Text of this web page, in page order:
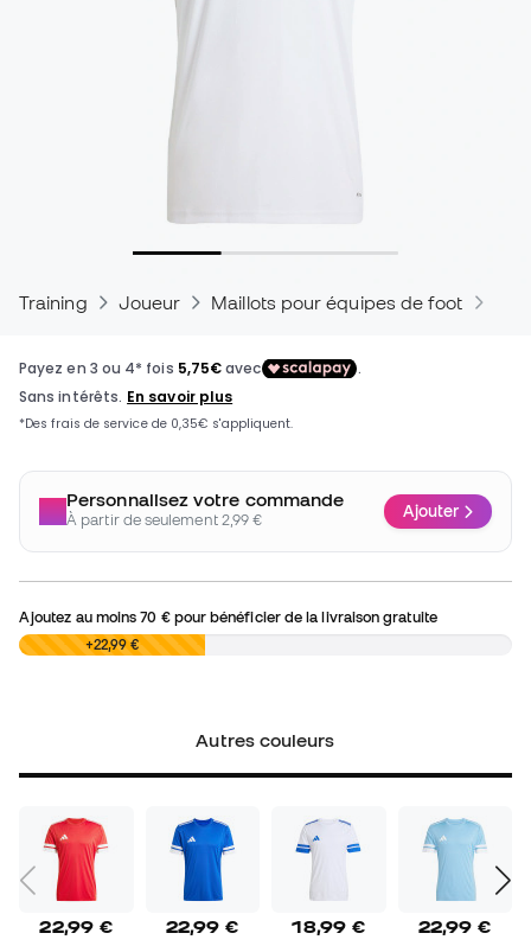
Training Joueur Maillots pour équipes de foot
Personnalisez votre commande
À partir de seulement 2,99 € Ajouter
Ajoutez au moins70 €pour bénéficier de la livraison gratuite
0,00 € +22,99 €
Autres couleurs
22,99 € 22,99 € 18,99 € 22,99 €